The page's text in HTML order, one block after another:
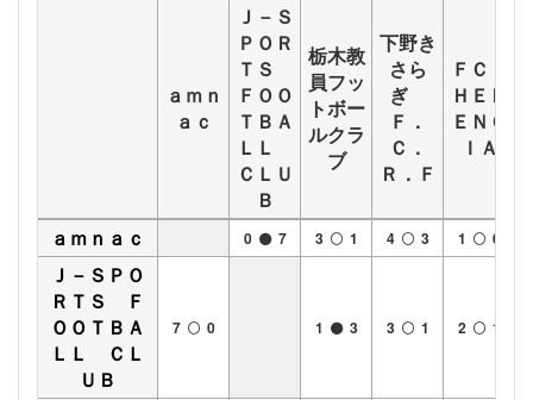
ａｍｎ
ａｃ
Ｊ－Ｓ
ＰＯＲ
ＴＳ
ＦＯＯ
ＴＢＡ
ＬＬ
ＣＬＵ
Ｂ
栃木教
員フッ
トボー
ルクラ
ブ
下野き
さら
ぎ
Ｆ．
Ｃ．
Ｒ．Ｆ
ＦＣ
ＨＥＲ
ＥＮＣ
ＩＡ
ａｍｎａｃ 0 7 3 1 4 3 1 0
Ｊ－ＳＰＯ
ＲＴＳ Ｆ
ＯＯＴＢＡ
ＬＬ ＣＬ
ＵＢ
7 0 1 3 3 1 2 1